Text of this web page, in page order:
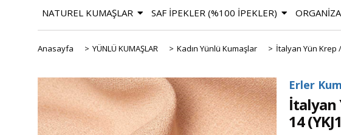
NATUREL KUMAŞLAR SAF İPEKLER (%100 İPEKLER)
Anasayfa > YÜNLÜ KUMAŞLAR > Kadın Yünlü Kumaşlar > İtalyan Yün Krep
Erler
İtalyan
14